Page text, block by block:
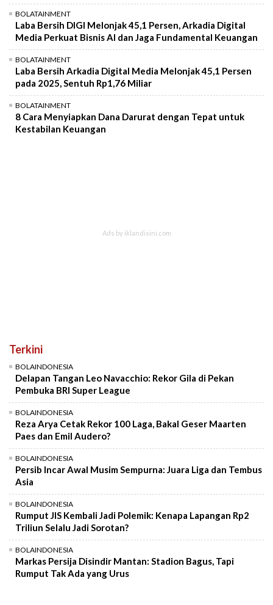
BOLATAINMENT
Laba Bersih DIGI Melonjak 45,1 Persen, Arkadia Digital
Media Perkuat Bisnis AI dan Jaga Fundamental Keuangan
BOLATAINMENT
Laba Bersih Arkadia Digital Media Melonjak 45,1 Persen
pada 2025, Sentuh Rp1,76 Miliar
BOLATAINMENT
8 Cara Menyiapkan Dana Darurat dengan Tepat untuk
Kestabilan Keuangan
Terkini
BOLAINDONESIA
Delapan Tangan Leo Navacchio: Rekor Gila di Pekan
Pembuka BRI Super League
BOLAINDONESIA
Reza Arya Cetak Rekor 100 Laga, Bakal Geser Maarten
Paes dan Emil Audero?
BOLAINDONESIA
Persib Incar Awal Musim Sempurna: Juara Liga dan Tembus
Asia
BOLAINDONESIA
Rumput JIS Kembali Jadi Polemik: Kenapa Lapangan Rp2
Triliun Selalu Jadi Sorotan?
BOLAINDONESIA
Markas Persija Disindir Mantan: Stadion Bagus, Tapi
Rumput Tak Ada yang Urus